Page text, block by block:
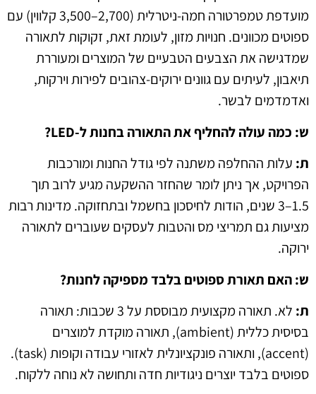
מועדפת טמפרטורה חמה-ניטרלית (2,700–3,500 קלווין) עם
ספוטים מכוונים. חנויות מזון, לעומת זאת, זקוקות לתאורה
שמדגישה את הצבעים הטבעיים של המוצרים ומעוררת
תיאבון, לעיתים עם גוונים ירוקים-צהובים לפירות וירקות,
ואדמדמים לבשר.
ש: כמה עולה להחליף את התאורה בחנות ל-LED?
ת: עלות ההחלפה משתנה לפי גודל החנות ומורכבות
הפרויקט, אך ניתן לומר שהחזר ההשקעה מגיע לרוב תוך
1.5–3 שנים, הודות לחיסכון בחשמל ובתחזוקה. מדינות רבות
מציעות גם תמריצי מס והטבות לעסקים שעוברים לתאורה
ירוקה.
ש: האם תאורת ספוטים בלבד מספיקה לחנות?
ת:
לא. תאורה מקצועית מבוססת על 3 שכבות: תאורה
בסיסית כללית (ambient), תאורה מוקדת למוצרים
(accent), ותאורה פונקציונלית לאזורי עבודה וקופות (task).
ספוטים בלבד יוצרים ניגודיות חדה ותחושה לא נוחה ללקוח.